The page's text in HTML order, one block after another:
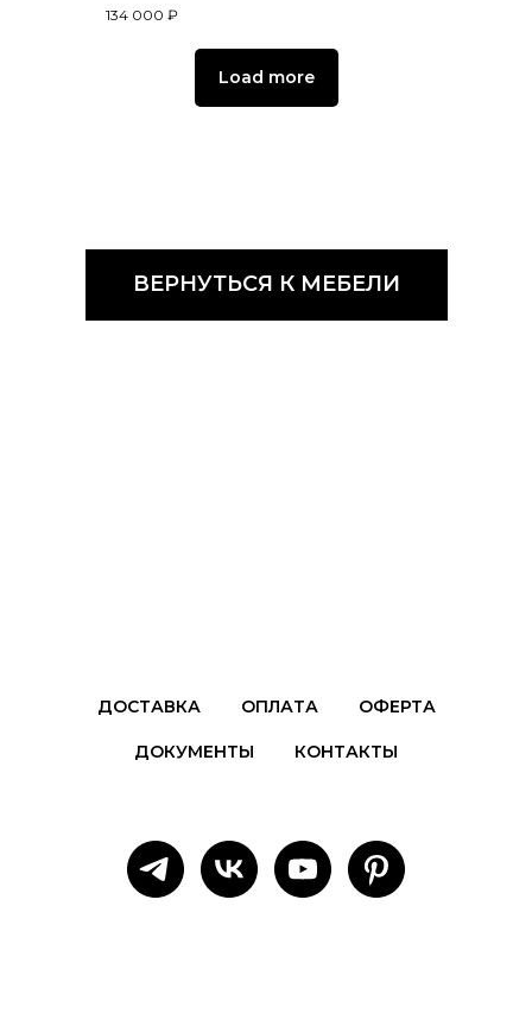
134 000 ₽
Load more
ВЕРНУТЬСЯ К МЕБЕЛИ
ДОСТАВКА ОПЛАТА ОФЕРТА
ДОКУМЕНТЫ КОНТАКТЫ